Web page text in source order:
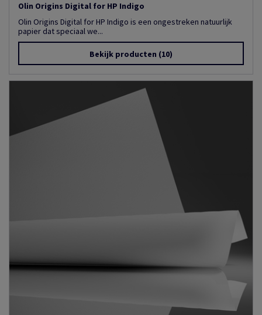
Olin Origins Digital for HP Indigo
Olin Origins Digital for HP Indigo is een ongestreken natuurlijk
papier dat speciaal we...
Bekijk producten (10)